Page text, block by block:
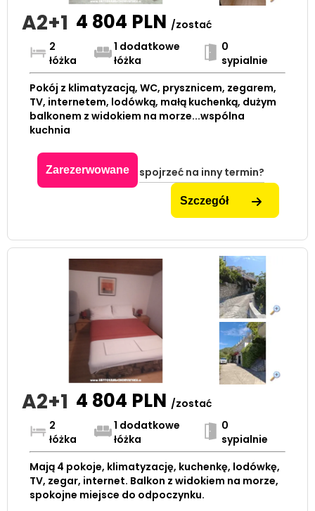
A2+1 4 804 PLN /zostać
2
łóżka
1 dodatkowe
łóżka
0
sypialnie
Pokój z klimatyzacją, WC, prysznicem, zegarem,
TV, internetem, lodówką, małą kuchenką, dużym
balkonem z widokiem na morze...wspólna
kuchnia
Zarezerwowane spojrzeć na inny termin?
Szczegół
A2+1 4 804 PLN /zostać
2
łóżka
1 dodatkowe
łóżka
0
sypialnie
Mają 4 pokoje, klimatyzację, kuchenkę, lodówkę,
TV, zegar, internet. Balkon z widokiem na morze,
spokojne miejsce do odpoczynku.